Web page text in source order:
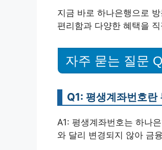
지금 바로 하나은행으로
편리함과 다양한 혜택을
자주 묻는 질문
Q1: 평생계좌번호란
A1: 평생계좌번호는 하나
와 달리 변경되지 않아 금